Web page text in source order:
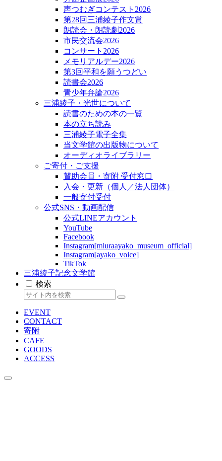
声つむぎコンテスト2026
第28回三浦綾子作文賞
朗読会・朗読劇2026
市民交流会2026
コンサート2026
メモリアルデー2026
第3回平和を願うつどい
読書会2026
青少年弁論2026
三浦綾子・光世について
読書のための本の一覧
本の立ち読み
三浦綾子電子全集
当文学館の出版物について
オーディオライブラリー
ご寄付・ご支援
賛助会員・寄附 受付窓口
入会・更新（個人／法人団体）
一般寄付受付
公式SNS・動画配信
公式LINEアカウント
YouTube
Facebook
Instagram[miuraayako_museum_official]
Instagram[ayako_voice]
TikTok
三浦綾子記念文学館
検索
EVENT
CONTACT
寄附
CAFE
GOODS
ACCESS